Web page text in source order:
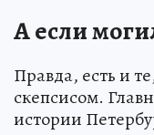
А если
Правда, есть и
скепсисом.
истории